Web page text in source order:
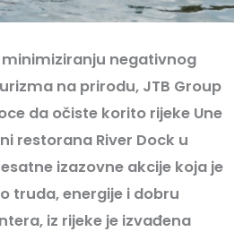
negativnog
na prirodu, JTB Group
da očiste korito rijeke Une
restorana River Dock u
izazovne akcije koja je
truda, energije i dobru
iz rijeke je izvađena